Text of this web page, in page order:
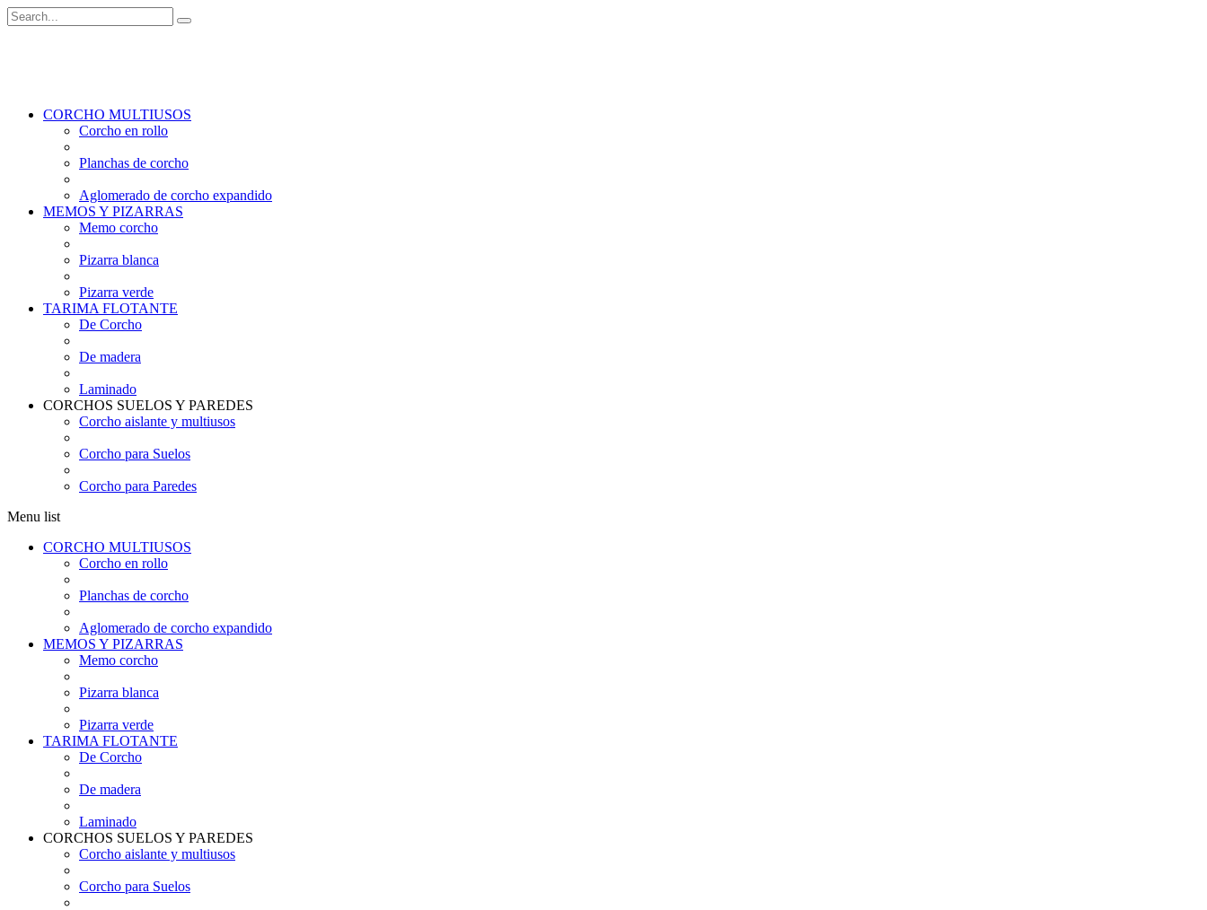
CORCHO MULTIUSOS
Corcho en rollo
Planchas de corcho
Aglomerado de corcho expandido
MEMOS Y PIZARRAS
Memo corcho
Pizarra blanca
Pizarra verde
TARIMA FLOTANTE
De Corcho
De madera
Laminado
CORCHOS SUELOS Y PAREDES
Corcho aislante y multiusos
Corcho para Suelos
Corcho para Paredes
Menu list
CORCHO MULTIUSOS
Corcho en rollo
Planchas de corcho
Aglomerado de corcho expandido
MEMOS Y PIZARRAS
Memo corcho
Pizarra blanca
Pizarra verde
TARIMA FLOTANTE
De Corcho
De madera
Laminado
CORCHOS SUELOS Y PAREDES
Corcho aislante y multiusos
Corcho para Suelos